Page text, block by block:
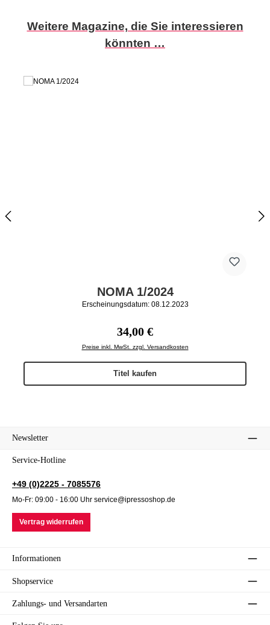
Produktgalerie überspringen
Weitere Magazine, die Sie interessieren
könnten …
NOMA 1/2024
Erscheinungsdatum: 08.12.2023
Regulärer Preis:
34,00 €
Preise inkl. MwSt. zzgl. Versandkosten
Titel kaufen
Newsletter
Service-Hotline
+49 (0)2225 - 7085576
Mo-Fr: 09:00 - 16:00 Uhr service@ipressoshop.de
Vertrag widerrufen
Informationen
Shopservice
Zahlungs- und Versandarten